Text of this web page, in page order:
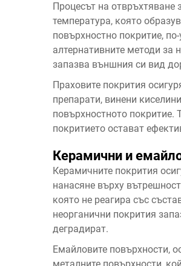
Процесът на отвръхтяване
температура, която
повърхностно покритие,
алтернативните методи
запазва външния си вид
Праховите покрития
препарати, винени
повърхностното покритие.
покритието остават
Керамични и
Керамичните покрития
нанасяне върху
която не реагира със
неорганични покрития
деградират.
Емайловите повърхности,